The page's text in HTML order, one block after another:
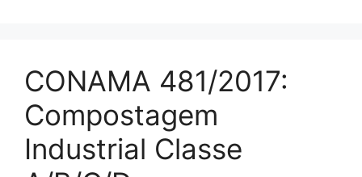
CONAMA 481/2017:
Compostagem
Industrial Classe